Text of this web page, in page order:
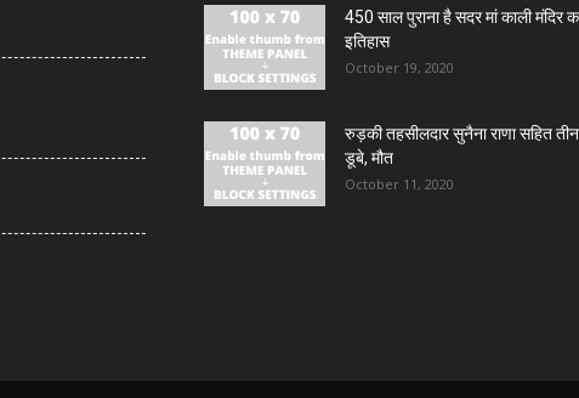
450 साल पुराना है सदर मां काली मंदिर
इतिहास
October 19, 2020
रुड़की तहसीलदार सुनैना राणा सहित तीन
डूबे, मौत
October 11, 2020